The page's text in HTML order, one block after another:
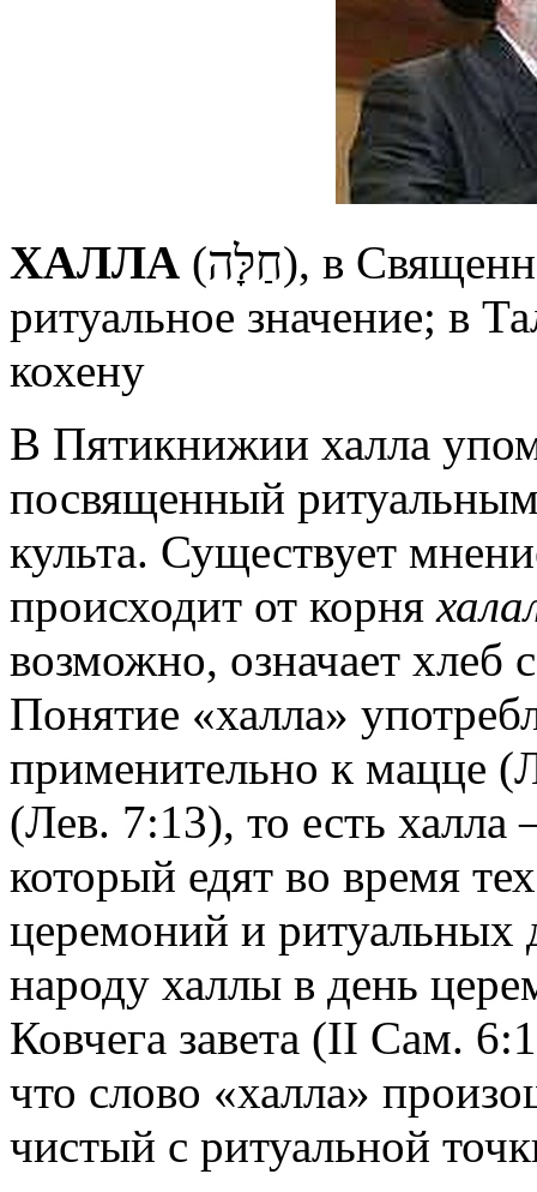
ХАЛЛА (חַלָּה), в Священном Писании — хлеб, имеющий
ритуальное значение; в
кохену
В Пятикнижии халла
посвященный
культа. Существует
происходит от корня
возможно, означает хлеб
Понятие «халла»
применительно к мацце
(Лев. 7:13), то есть
который едят во время
церемоний и ритуальных
народу халлы в день
Ковчега завета (II Сам.
что слово «халла»
чистый с ритуальной